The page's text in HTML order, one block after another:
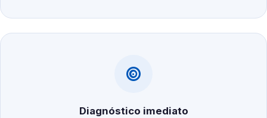
Diagnóstico imediato